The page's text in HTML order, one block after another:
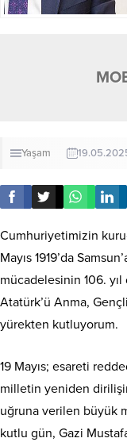
Yaşam
Cumhuriyetimizin
Mayıs 1919’da
mücadelesinin 106.
Atatürk’ü Anma,
yürekten kutluyorum.
19 Mayıs; esareti
milletin yeniden
uğruna verilen büyük
kutlu gün, Gazi